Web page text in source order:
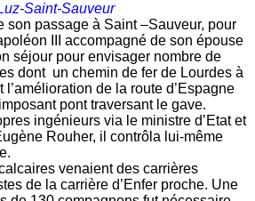
Saint-Sauveur
son passage à Saint –Sauveur, pour
III accompagné de son épouse
séjour pour envisager nombre de
dont un chemin de fer de Lourdes à
l’amélioration de la route d’Espagne
pont traversant le gave.
ingénieurs via le ministre d’Etat et
Rouher, il contrôla lui-même
venaient des carrières
de la carrière d’Enfer proche. Une